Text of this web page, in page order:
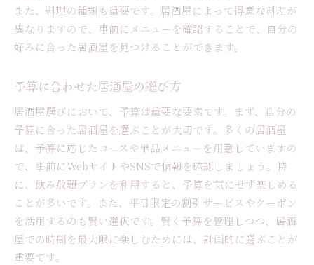
また、料理の種類も重要です。居酒屋によって得意な料理が
異なりますので、事前にメニューを確認することで、自分の
好みに合った居酒屋を見つけることができます。
予算に合わせた居酒屋の選び方
居酒屋選びにおいて、予算は重要な要素です。まず、自分の
予算に合った居酒屋を選ぶことが大切です。多くの居酒屋
は、予算に応じたコースや単品メニューを用意していますの
で、事前にWebサイトやSNSで情報を確認しましょう。特
に、飲み放題プランを利用すると、予算を気にせず楽しめる
ことが多いです。また、平日限定の割引サービスやクーポン
を活用するのも賢い選択です。賢く予算を管理しつつ、居酒
屋での時間を最大限に楽しむためには、計画的に選ぶことが
重要です。